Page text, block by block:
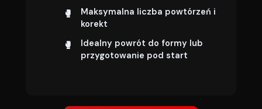
Maksymalna liczba powtórzeń i
korekt
Idealny powrót do formy lub
przygotowanie pod start